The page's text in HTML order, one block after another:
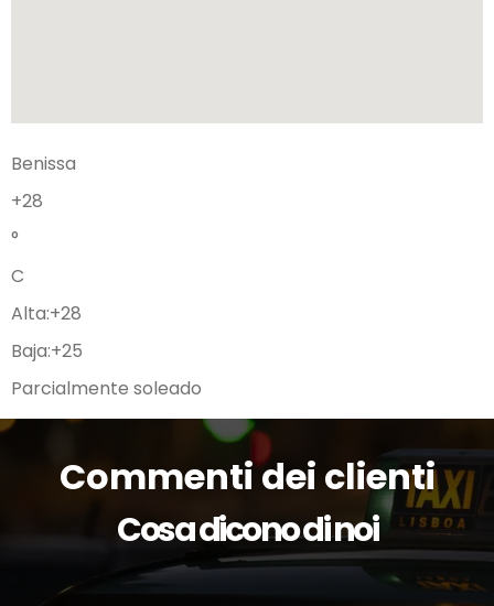
Benissa
+28
°
C
Alta:+28
Baja:+25
Parcialmente soleado
Commenti dei clienti
Cosa dicono di noi